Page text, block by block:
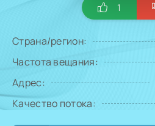
1
Страна/регион:
Частота вещания:
Адрес:
Качество потока: